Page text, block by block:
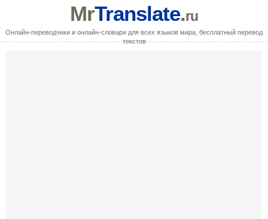
MrTranslate.ru
Онлайн-переводчики и онлайн-словари для всех языков мира, бесплатный перевод
текстов